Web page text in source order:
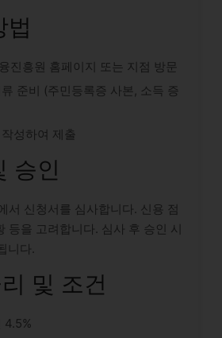
법
진흥원 홈페이지 또는 지점 방문
준비 (주민등록증 사본, 소득 증
성하여 제출
승인
서 신청서를 심사합니다. 신용 점
등을 고려합니다. 심사 후 승인 시
니다.
및 조건
4.5%